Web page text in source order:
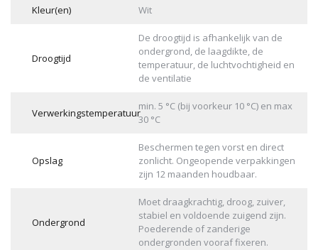
Kleur(en) Wit
Droogtijd
De droogtijd is afhankelijk van de
ondergrond, de laagdikte, de
temperatuur, de luchtvochtigheid en
de ventilatie
Verwerkingstemperatuur
min. 5 °C (bij voorkeur 10 °C) en max
30 °C
Opslag
Beschermen tegen vorst en direct
zonlicht. Ongeopende verpakkingen
zijn 12 maanden houdbaar.
Ondergrond
Moet draagkrachtig, droog, zuiver,
stabiel en voldoende zuigend zijn.
Poederende of zanderige
ondergronden vooraf fixeren.